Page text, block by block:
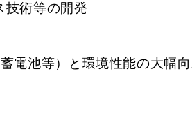
技術等の開発
電池等）と環境性能の大幅